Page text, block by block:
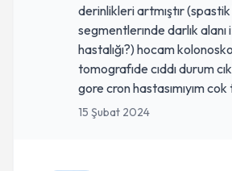
derinlikleri artmıştır
segmentlerınde darlık
hastalığı?) hocam
tomografıde cıddı durum
gore cron hastasımıyım
15 Şubat 2024